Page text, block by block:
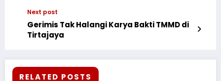
Next post
Gerimis Tak Halangi Karya Bakti TMMD di
Tirtajaya
RELATED POSTS